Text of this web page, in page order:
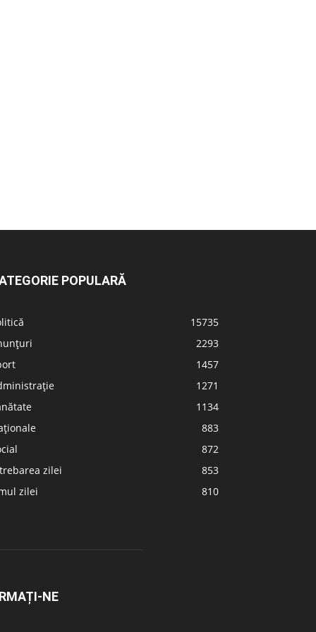
POPULARĂ
15735
2293
1457
1271
1134
883
872
zilei
853
zilei
810
NE